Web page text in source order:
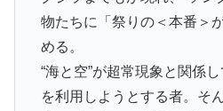
物たちに「祭りの＜本番＞
める。
“海と空”が超常現象と関係
を利用しようとする者。そ